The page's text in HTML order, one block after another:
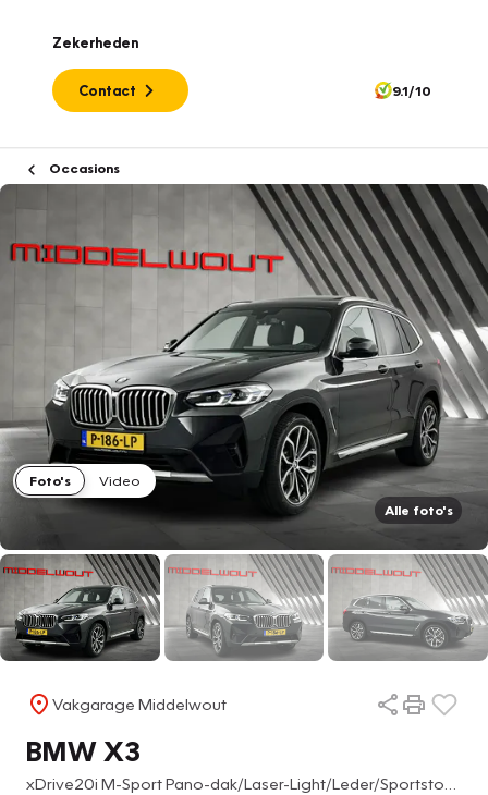
Zekerheden
Contact 9.1/10
Occasions
Foto's
Video
Alle foto's
Vakgarage Middelwout
BMW X3